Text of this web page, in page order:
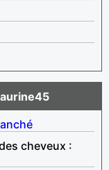
cheveux :